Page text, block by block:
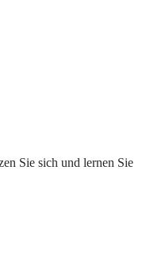
Sie sich und lernen Sie